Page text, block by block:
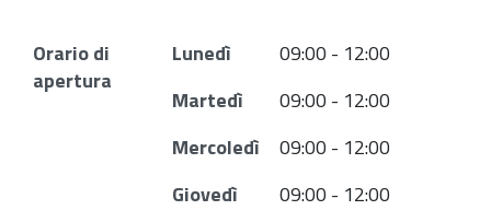
Orario di
apertura
Lunedì
09:00 - 12:00
Martedì
09:00 - 12:00
Mercoledì
09:00 - 12:00
Giovedì
09:00 - 12:00